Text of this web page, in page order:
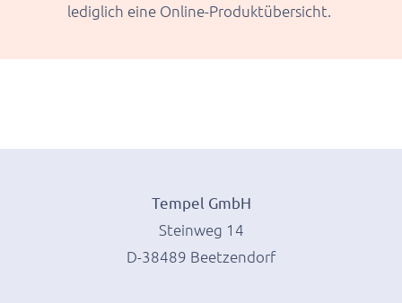
lediglich eine Online-Produktübersicht.
Tempel GmbH
Steinweg 14
D-38489 Beetzendorf